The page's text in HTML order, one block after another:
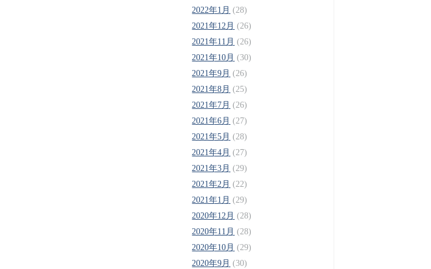
2022年1月 (28)
2021年12月 (26)
2021年11月 (26)
2021年10月 (30)
2021年9月 (26)
2021年8月 (25)
2021年7月 (26)
2021年6月 (27)
2021年5月 (28)
2021年4月 (27)
2021年3月 (29)
2021年2月 (22)
2021年1月 (29)
2020年12月 (28)
2020年11月 (28)
2020年10月 (29)
2020年9月 (30)